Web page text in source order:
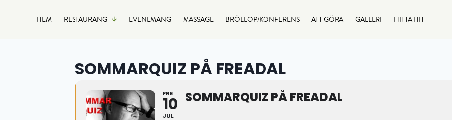
HEM RESTAURANG EVENEMANG MASSAGE BRÖLLOP/KONFERENS ATT GÖRA GALLERI HITTA HIT
SOMMARQUIZ PÅ FREADAL
FRE
10
JUL
SOMMARQUIZ PÅ FREADAL